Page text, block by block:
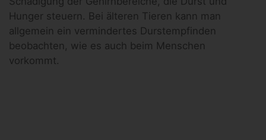
Hunger steuern. Bei älteren Tieren kann man
allgemein ein vermindertes Durstempfinden
beobachten, wie es auch beim Menschen
vorkommt.